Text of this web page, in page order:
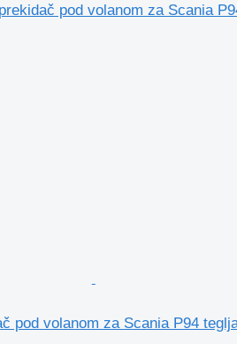
pod volanom za Scania
pod volanom za Scania P94